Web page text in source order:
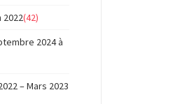
2022(42)
2024 à
– Mars 2023